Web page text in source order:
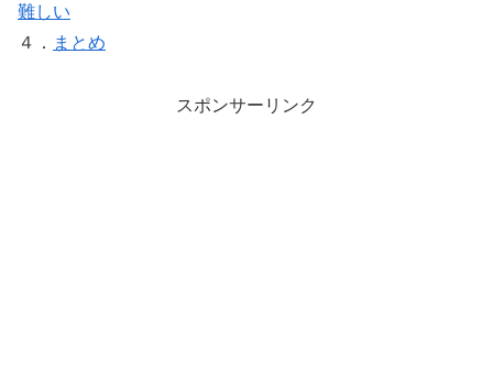
難しい
４． まとめ
スポンサーリンク